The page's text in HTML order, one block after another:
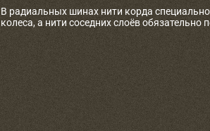
В радиальных шинах нити корда
колеса, а нити соседних слоёв обязательно